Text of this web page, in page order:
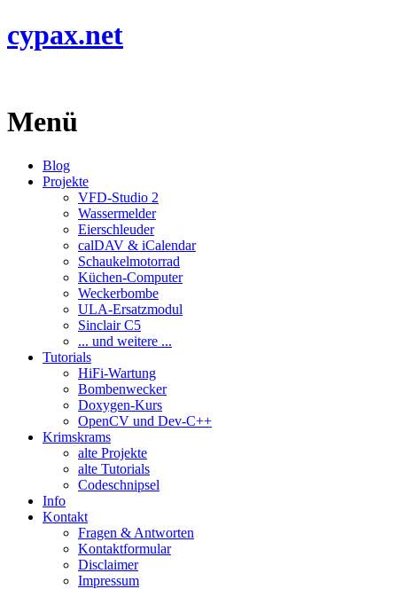
cypax.net
Menü
Blog
Projekte
VFD-Studio 2
Wassermelder
Eierschleuder
calDAV & iCalendar
Schaukelmotorrad
Küchen-Computer
Weckerbombe
ULA-Ersatzmodul
Sinclair C5
... und weitere ...
Tutorials
HiFi-Wartung
Bombenwecker
Doxygen-Kurs
OpenCV und Dev-C++
Krimskrams
alte Projekte
alte Tutorials
Codeschnipsel
Info
Kontakt
Fragen & Antworten
Kontaktformular
Disclaimer
Impressum